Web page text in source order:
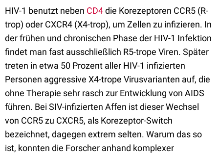
HIV-1 benutzt neben CD4die Korezeptoren CCR5 (R-
trop) oder CXCR4 (X4-trop), um Zellen zu infizieren. In
der frühen und chronischen Phase der HIV-1 Infektion
findet man fast ausschließlich R5-trope Viren. Später
treten in etwa 50 Prozent aller HIV-1 infizierten
Personen aggressive X4-trope Virusvarianten auf, die
ohne Therapie sehr rasch zur Entwicklung von AIDS
führen. Bei SIV-infizierten Affen ist dieser Wechsel
von CCR5 zu CXCR5, als Korezeptor-Switch
bezeichnet, dagegen extrem selten. Warum das so
ist, konnten die Forscher anhand komplexer